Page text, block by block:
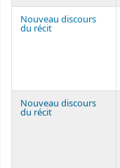
Nouveau discours
du récit
Nouveau discours
du récit